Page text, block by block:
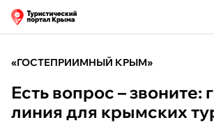
«ГОСТЕПРИИМНЫЙ КРЫМ»
Есть вопрос – звоните:
линия для крымских